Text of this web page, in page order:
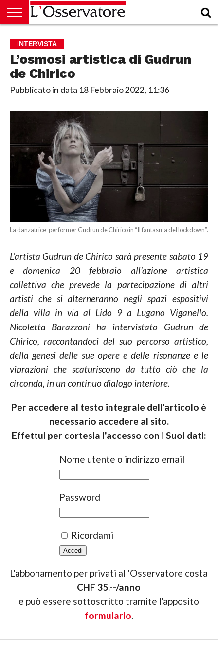
CULTURA
ECONOMIA
RUBRICHE
ARCHIVIO
PODCAST
ABBONAMENTO
CHI
SIAMO
ACCEDI
INTERVISTA
L’osmosi artistica di Gudrun
de Chirico
Pubblicato in data 18 Febbraio 2022, 11:36
La danzatrice-performer Gudrun de Chirico in “Il fantasma del lockdown”.
L’artista Gudrun de Chirico sarà presente sabato 19
e domenica 20 febbraio all’azione artistica
collettiva che prevede la partecipazione di altri
artisti che si alterneranno negli spazi espositivi
della villa in via al Lido 9 a Lugano Viganello.
Nicoletta Barazzoni ha intervistato Gudrun de
Chirico, raccontandoci del suo percorso artistico,
della genesi delle sue opere e delle risonanze e le
vibrazioni che scaturiscono da tutto ciò che la
circonda, in un continuo dialogo interiore.
Per accedere al testo integrale dell'articolo è
necessario accedere al sito.
Effettui per cortesia l'accesso con i Suoi dati:
Nome utente o indirizzo email
Password
Ricordami
L'abbonamento per privati all'Osservatore costa
CHF 35.--/anno
e può essere sottoscritto tramite l'apposito
formulario.